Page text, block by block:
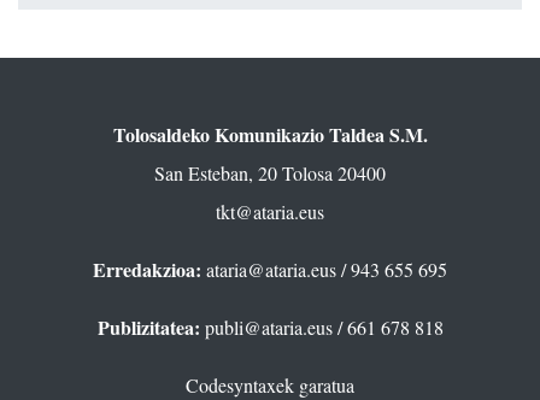
Tolosaldeko Komunikazio Taldea S.M.
San Esteban, 20 Tolosa 20400
tkt@ataria.eus
Erredakzioa: ataria@ataria.eus/ 943 655 695
Publizitatea: publi@ataria.eus/ 661 678 818
Codesyntaxek garatua